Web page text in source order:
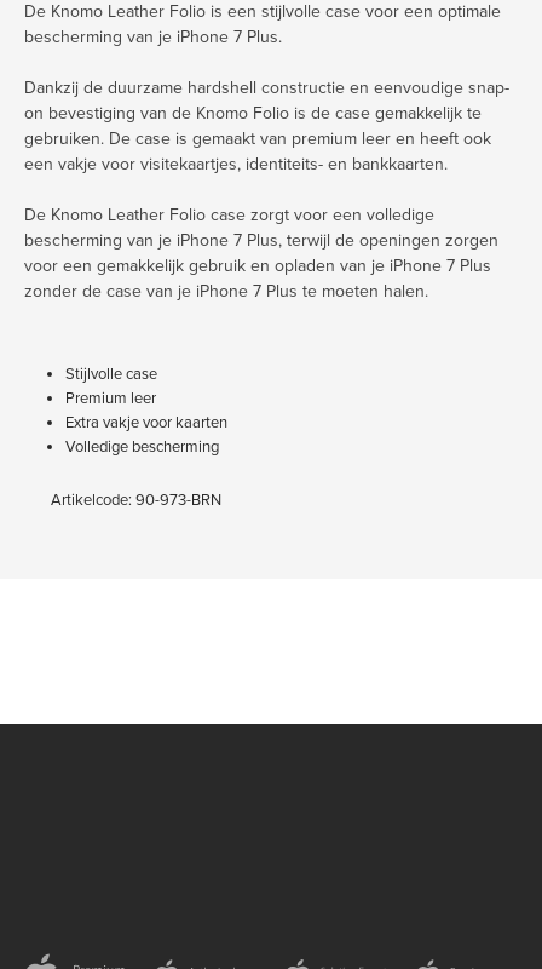
De Knomo Leather Folio is een stijlvolle case voor een optimale
bescherming van je iPhone 7 Plus.
Dankzij de duurzame hardshell constructie en eenvoudige snap-
on bevestiging van de Knomo Folio is de case gemakkelijk te
gebruiken. De case is gemaakt van premium leer en heeft ook
een vakje voor visitekaartjes, identiteits- en bankkaarten.
De Knomo Leather Folio case zorgt voor een volledige
bescherming van je iPhone 7 Plus, terwijl de openingen zorgen
voor een gemakkelijk gebruik en opladen van je iPhone 7 Plus
zonder de case van je iPhone 7 Plus te moeten halen.
Stijlvolle case
Premium leer
Extra vakje voor kaarten
Volledige bescherming
Artikelcode: 90-973-BRN